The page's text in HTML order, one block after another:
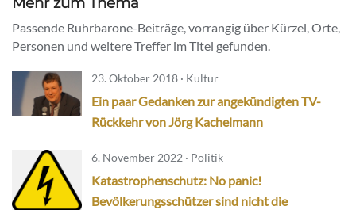
Passende Ruhrbarone-Beiträge, vorrangig über Kürzel, Orte,
Personen und weitere Treffer im Titel gefunden.
23. Oktober 2018 · Kultur
Ein paar Gedanken zur angekündigten TV-
Rückkehr von Jörg Kachelmann
6. November 2022 · Politik
Katastrophenschutz: No panic!
Bevölkerungsschützer sind nicht die